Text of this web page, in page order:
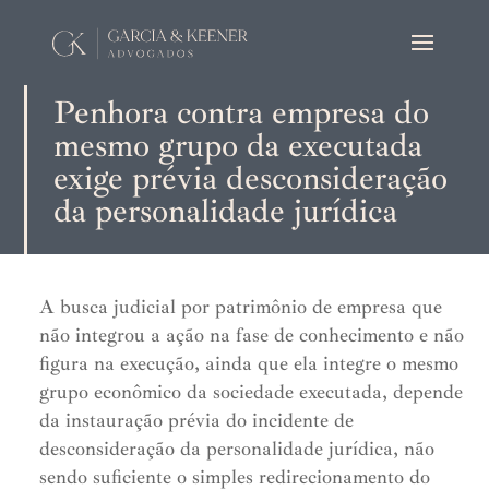
Penhora contra empresa do
mesmo grupo da executada
exige prévia desconsideração
da personalidade jurídica
A busca judicial por patrimônio de empresa que
não integrou a ação na fase de conhecimento e não
figura na execução, ainda que ela integre o mesmo
grupo econômico da sociedade executada, depende
da instauração prévia do incidente de
desconsideração da personalidade jurídica, não
sendo suficiente o simples redirecionamento do